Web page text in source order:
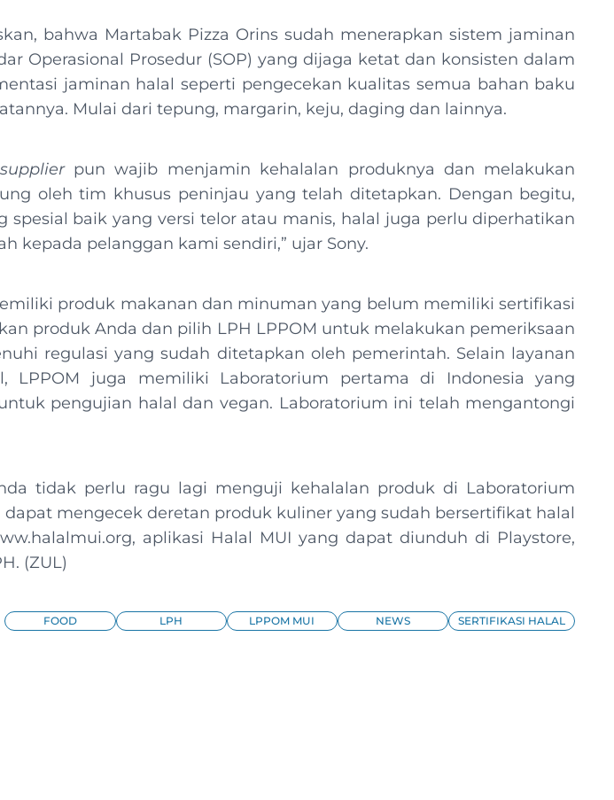
bahwa Martabak Pizza Orins sudah menerapkan sistem jaminan
Operasional Prosedur (SOP) yang dijaga ketat dan konsisten dalam
jaminan halal seperti pengecekan kualitas semua bahan baku
Mulai dari tepung, margarin, keju, daging dan lainnya.
supplierpun wajib menjamin kehalalan produknya dan melakukan
oleh tim khusus peninjau yang telah ditetapkan. Dengan begitu,
spesial baik yang versi telor atau manis, halal juga perlu diperhatikan
kepada pelanggan kami sendiri,” ujar Sony.
produk makanan dan minuman yang belum memiliki sertifikasi
produk Anda dan pilih LPH LPPOM untuk melakukan pemeriksaan
regulasi yang sudah ditetapkan oleh pemerintah. Selain layanan
LPPOM juga memiliki Laboratorium pertama di Indonesia yang
pengujian halal dan vegan. Laboratorium ini telah mengantongi
tidak perlu ragu lagi menguji kehalalan produk di Laboratorium
dapat mengecek deretan produk kuliner yang sudah bersertifikat halal
aplikasi Halal MUI yang dapat diunduh di Playstore,
(ZUL)
FOOD LPH LPPOM MUI NEWS SERTIFIKASI HALAL